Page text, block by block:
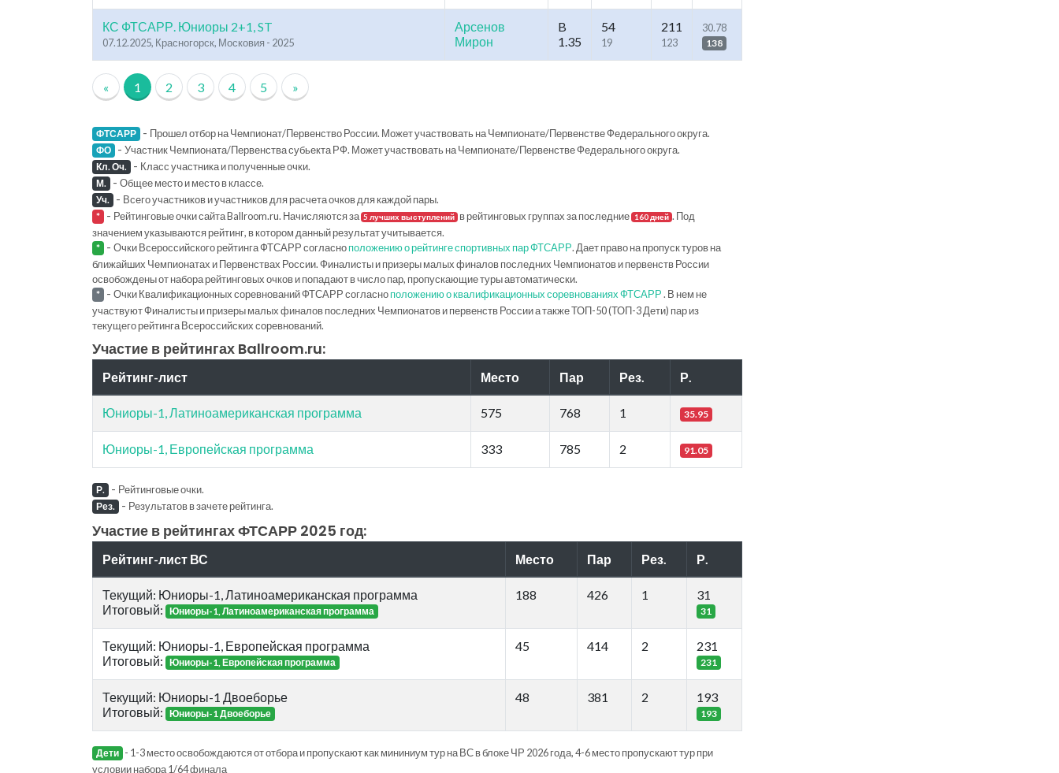
КС ФТСАРР. Юниоры 2+1, ST
07.12.2025, Красногорск, Московия - 2025
Арсенов
Мирон
B
1.35
54
19
211
123
30.78
138
« 1 2 3 4 5 »
ФТСАРР - Прошел отбор на Чемпионат/Первенство России. Может участвовать на Чемпионате/Первенстве Федерального округа.
ФО - Участник Чемпионата/Первенства субьекта РФ. Может участвовать на Чемпионате/Первенстве Федерального округа.
Кл. Оч. - Класс участника и полученные очки.
М. - Общее место и место в классе.
Уч. - Всего участников и участников для расчета очков для каждой пары.
* - Рейтинговые очки сайта Ballroom.ru. Начисляются за 5 лучших выступлений в рейтинговых группах за последние 160 дней . Под
значением указываются рейтинг, в котором данный результат учитывается.
* - Очки Всероссийского рейтинга ФТСАРР согласноположению о рейтинге спортивных пар ФТСАРР. Дает право на пропуск туров на
ближайших Чемпионатах и Первенствах России. Финалисты и призеры малых финалов последних Чемпионатов и первенств России
освобождены от набора рейтинговых очков и попадают в число пар, пропускающие туры автоматически.
* - Очки Квалификационных соревнований ФТСАРР согласноположению о квалификационных соревнованиях ФТСАРР. В нем не
участвуют Финалисты и призеры малых финалов последних Чемпионатов и первенств России а также ТОП-50 (ТОП-3 Дети) пар из
текущего рейтинга Всероссийских соревнований.
Участие в рейтингах Ballroom.ru:
Рейтинг-лист Место Пар Рез. Р.
Юниоры-1, Латиноамериканская программа 575 768 1 35.95
Юниоры-1, Европейская программа 333 785 2 91.05
Р. - Рейтинговые очки.
Рез. - Результатов в зачете рейтинга.
Участие в рейтингах ФТСАРР 2025 год:
Рейтинг-лист ВС Место Пар Рез. Р.
Текущий: Юниоры-1, Латиноамериканская программа
Итоговый: Юниоры-1, Латиноамериканская программа
188 426 1 31
31
Текущий: Юниоры-1, Европейская программа
Итоговый: Юниоры-1, Европейская программа
45 414 2 231
231
Текущий: Юниоры-1 Двоеборье
Итоговый: Юниоры-1 Двоеборье
48 381 2 193
193
Дети - 1-3 место освобождаются от отбора и пропускают как мининиум тур на ВС в блоке ЧР 2026 года, 4-6 место пропускают тур при
условии набора 1/64 финала